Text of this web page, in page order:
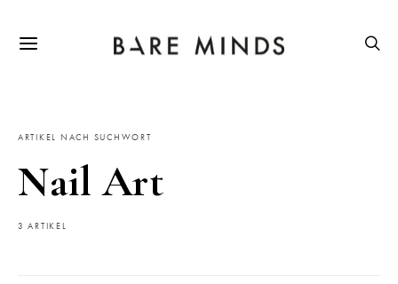
ARTIKEL NACH SUCHWORT
Nail Art
3 ARTIKEL